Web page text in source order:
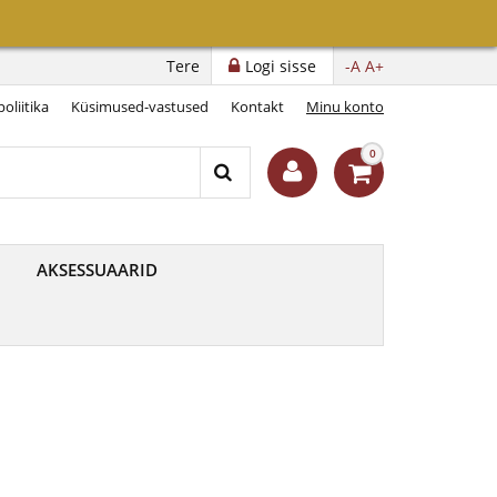
-A A+
Logi sisse
Tere
Küsimused-vastused Kontakt Minu konto
0
AKSESSUAARID